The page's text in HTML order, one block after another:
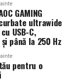
universal.
și energice,
ideală. Dacă
notele
perfecte
GAMING
ultrawide
USB-C,
până la 250 Hz
pentru o